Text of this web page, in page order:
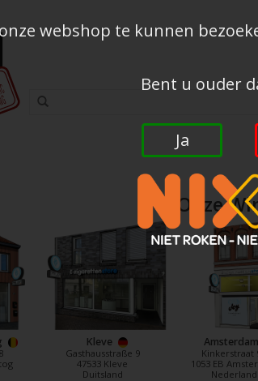
Onze
Kleve
Gasthausstraße 9
47533 Kleve
Duitsland
Amsterdam
Kinkerstraat
1053 EB
Nederland
webshop te kunnen
Bent u ouder
Ja